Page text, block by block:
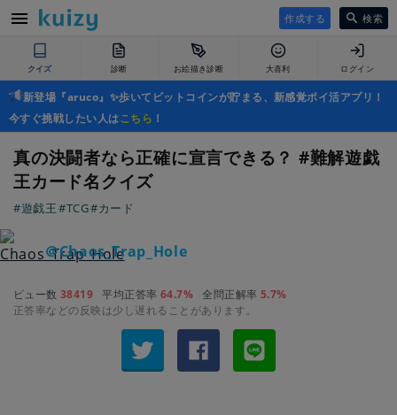
作成する 検索
クイズ 診断 お絵描き診断 大喜利 ログイン
新登場『aruco』✨歩いてビットコインが貯まる、新感覚ポイ活アプリ！
今すぐ挑戦したい人はこちら ！
真の決闘者なら正確に宣言できる？ #難解遊戯
王カード名クイズ
#遊戯王#TCG#カード
＠Chaos_Trap_Hole
ビュー数 38419 平均正答率 64.7% 全問正解率 5.7%
正答率などの反映は少し遅れることがあります。